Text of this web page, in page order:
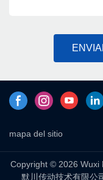
mapa del sitio
Copyright © 2026 Wuxi
默川传动技术有限公